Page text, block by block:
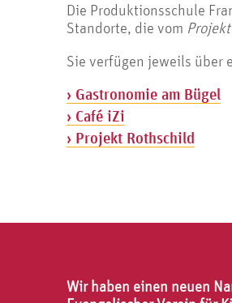
Die Produktionsschule
Standorte, die vom
Sie verfügen jeweils über
Gastronomie am Bügel
Café iZi
Projekt Rothschild
Wir haben einen neuen